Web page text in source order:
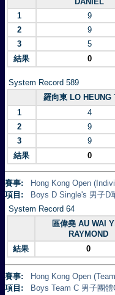
1 9
2
9
3
5
結果
0
System Record 589
羅向東 LO HEUNG
1
4
2
9
3
9
結果
0
賽事:
Hong Kong Open
項目:
Boys D Single's 男子D
System Record 64
區偉堯 AU WAI
RAYMOND
結果 0
賽事:
Hong Kong Open
項目:
Boys Team C 男子團體